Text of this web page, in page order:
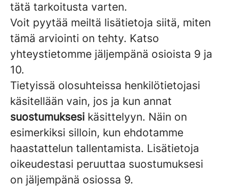
tätä tarkoitusta varten.
Voit pyytää meiltä lisätietoja siitä, miten
tämä arviointi on tehty. Katso
yhteystietomme jäljempänä osioista 9 ja
10.
Tietyissä olosuhteissa henkilötietojasi
käsitellään vain, jos ja kun annat
suostumuksesi käsittelyyn. Näin on
esimerkiksi silloin, kun ehdotamme
haastattelun tallentamista. Lisätietoja
oikeudestasi peruuttaa suostumuksesi
on jäljempänä osiossa 9.